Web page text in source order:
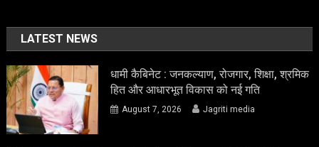
LATEST NEWS
धामी कैबिनेट : जनकल्याण, रोजगार, शिक्षा, श्रमिक
हित और आधारभूत विकास को नई गति
August 7, 2026 Jagriti media